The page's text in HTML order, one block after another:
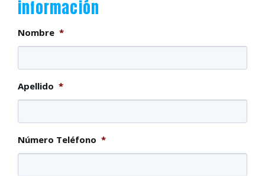
información
Nombre *
Apellido *
Número Teléfono *